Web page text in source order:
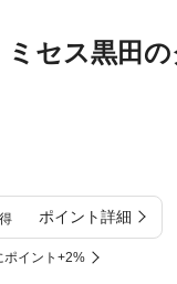
セス黒田
ポイント詳細
ポイント+2%